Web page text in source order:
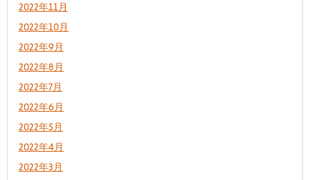
2022年11月
2022年10月
2022年9月
2022年8月
2022年7月
2022年6月
2022年5月
2022年4月
2022年3月